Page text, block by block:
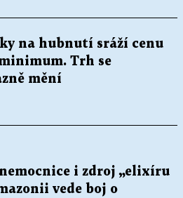
na hubnutí sráží cenu
Trh se
mění
i zdroj „elixíru
vede boj o